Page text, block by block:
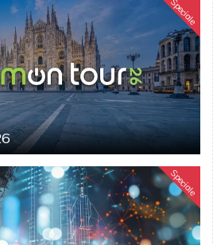
Speciale
Speciale